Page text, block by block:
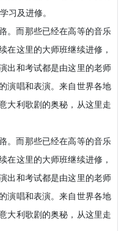
习及进修。
。而那些已经在高等的音乐
在这里的大师班继续进修，
出和考试都是由这里的老师
演唱和表演。来自世界各地
大利歌剧的奥秘，从这里走
。而那些已经在高等的音乐
在这里的大师班继续进修，
出和考试都是由这里的老师
演唱和表演。来自世界各地
大利歌剧的奥秘，从这里走